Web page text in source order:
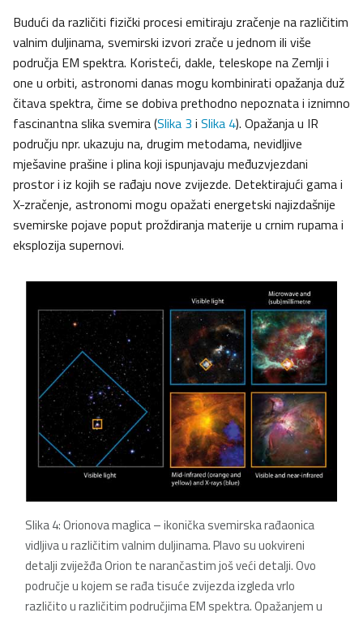
Budući da različiti fizički procesi emitiraju zračenje na različitim
valnim duljinama, svemirski izvori zrače u jednom ili više
područja EM spektra. Koristeći, dakle, teleskope na Zemlji i
one u orbiti, astronomi danas mogu kombinirati opažanja duž
čitava spektra, čime se dobiva prethodno nepoznata i iznimno
fascinantna slika svemira (Slika 3 i Slika 4). Opažanja u IR
području npr. ukazuju na, drugim metodama, nevidljive
mješavine prašine i plina koji ispunjavaju međuzvjezdani
prostor i iz kojih se rađaju nove zvijezde. Detektirajući gama i
X-zračenje, astronomi mogu opažati energetski najizdašnije
svemirske pojave poput proždiranja materije u crnim rupama i
eksplozija supernovi.
Slika 4: Orionova maglica – ikonička svemirska rađaonica
vidljiva u različitim valnim duljinama. Plavo su uokvireni
detalji zviježđa Orion te narančastim još veći detalji. Ovo
područje u kojem se rađa tisuće zvijezda izgleda vrlo
različito u različitim područjima EM spektra. Opažanjem u